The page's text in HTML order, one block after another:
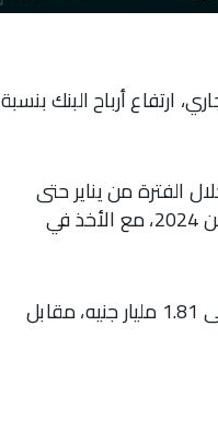
ارتفاع أرباح البنك بنسبة
حقق أرباحاً بلغت 953.59 مليون جنيه خلال الفترة من يناير حتى
نهاية مارس 2025، مقابل أرباح بلغت 553.27 مليون جنيه في الفترة المقارنة من 2024، مع الأخذ في
وارتفع صافي دخل البنك من العائد خلال الثلاثة أشهر الأولى من العام الجاري إلى 1.81 مليار جنيه، مقابل